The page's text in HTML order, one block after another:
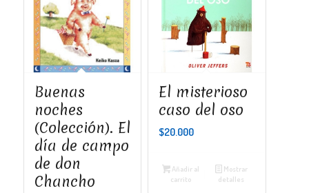
Buenas
noches
(Colección). El
día de campo
de don
Chancho
El misterioso
caso del oso
$20.000
Añadir al
carrito
Mostrar
detalles